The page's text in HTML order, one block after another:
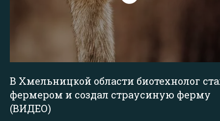
В Хмельницкой области биотехнолог
фермером и создал страусиную ферму
(ВИДЕО)